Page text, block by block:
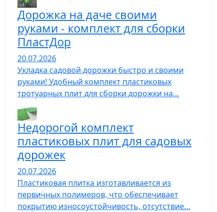
Дорожка на даче своими
руками - комплект для сборки
ПластДор
20.07.2026
Укладка садовой дорожки быстро и своими
руками! Удобный комплект пластиковых
тротуарных плит для сборки дорожки на…
Недорогой комплект
пластиковых плит для садовых
дорожек
20.07.2026
Пластиковая плитка изготавливается из
первичных полимеров, что обеспечивает
покрытию износоустойчивость, отсутствие…